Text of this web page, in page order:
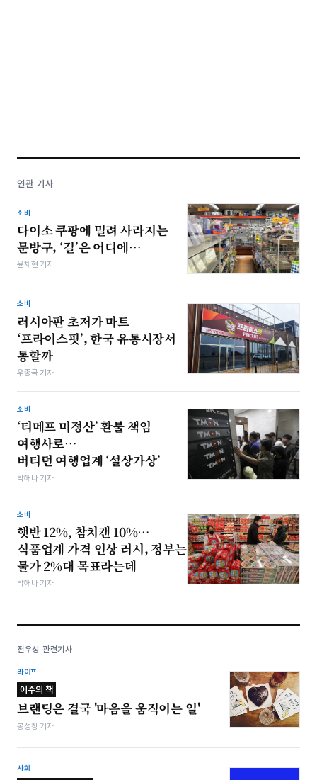
연관 기사
소비
다이소 쿠팡에 밀려 사라지는
문방구, ‘길’은 어디에…
윤채현 기자
소비
러시아판 초저가 마트
‘프라이스핏’, 한국 유통시장서
통할까
우종국 기자
소비
‘티메프 미정산’ 환불 책임
여행사로…
버티던 여행업계 ‘설상가상’
박해나 기자
소비
햇반 12%, 참치캔 10%…
식품업계 가격 인상 러시, 정부는
물가 2%대 목표라는데
박해나 기자
전우성 관련기사
라이프
이주의 책
브랜딩은 결국 '마음을 움직이는 일'
봉성창 기자
사회